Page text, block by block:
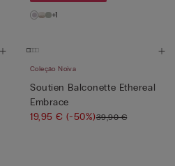
+1
Coleção Noiva
Soutien Balconette Ethereal
Embrace
19,95 €(-50%)39,90 €